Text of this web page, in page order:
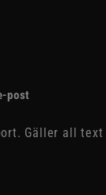
post
Gäller all text